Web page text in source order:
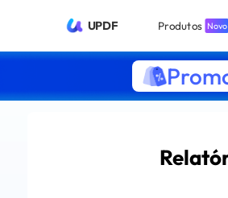
UPDF Produtos Novo